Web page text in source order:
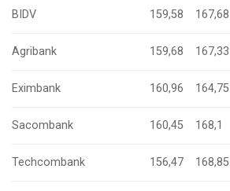
BIDV 159,58 167,68
Agribank 159,68 167,33
Eximbank 160,96 164,75
Sacombank 160,45 168,1
Techcombank 156,47 168,85